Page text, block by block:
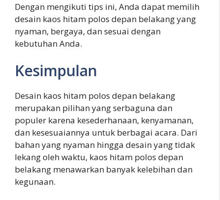
Dengan mengikuti tips ini, Anda dapat memilih
desain kaos hitam polos depan belakang yang
nyaman, bergaya, dan sesuai dengan
kebutuhan Anda.
Kesimpulan
Desain kaos hitam polos depan belakang
merupakan pilihan yang serbaguna dan
populer karena kesederhanaan, kenyamanan,
dan kesesuaiannya untuk berbagai acara. Dari
bahan yang nyaman hingga desain yang tidak
lekang oleh waktu, kaos hitam polos depan
belakang menawarkan banyak kelebihan dan
kegunaan.